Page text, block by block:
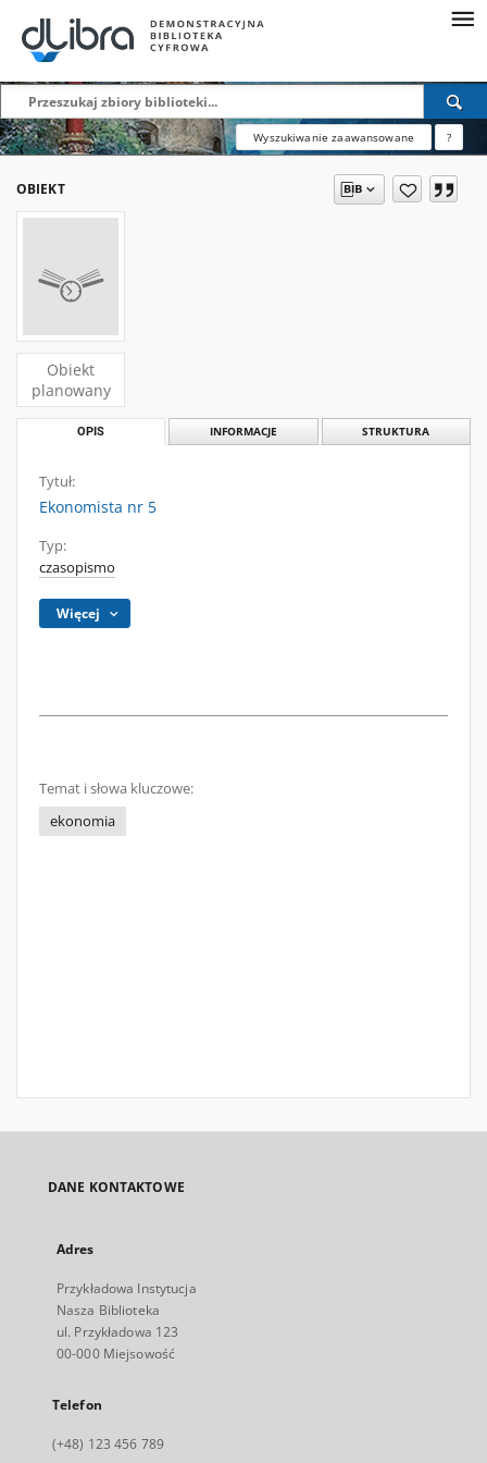
Wyszukiwanie zaawansowane ?
OBIEKT
Obiekt
planowany
OPIS INFORMACJE STRUKTURA
Tytuł:
Ekonomista nr 5
Typ:
czasopismo
Więcej
Temat i słowa kluczowe:
ekonomia
DANE KONTAKTOWE
Adres
Przykładowa Instytucja
Nasza Biblioteka
ul. Przykładowa 123
00-000 Miejsowość
Telefon
(+48) 123 456 789